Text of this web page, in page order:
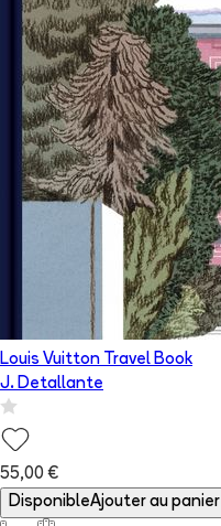
Louis Vuitton Travel Book
J. Detallante
55,00 €
DisponibleAjouter au panier